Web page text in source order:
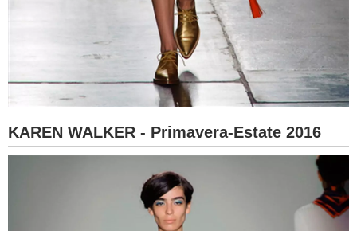
KAREN WALKER - Primavera-Estate 2016